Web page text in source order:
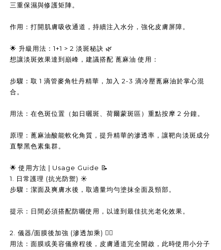
三重保濕與修護矩陣。
作用：打開肌膚吸收通道，持續注入水分，強化皮膚屏障。
🌟 升級用法：1+1 > 2 淡斑秘訣 🌿
想讓淡斑效果達到巔峰，建議搭配 蓖麻油 使用：
步驟：取 1 滴管麥角牡丹精華，加入 2-3 滴冷壓蓖麻油於掌心混
合。
用法：在色斑位置（如日曬斑、荷爾蒙斑區）重點按摩 2 分鐘。
原理：蓖麻油酸能軟化角質，提升精華的滲透率，讓靶向淡斑成分
直擊黑色素集群。
🌟 使用方法 | Usage Guide 📝
1. 日常護理 (抗光防禦) ☀️
步驟：潔面及爽膚水後，取適量均勻塗抹全面及頸部。
提示：日間必須搭配防曬使用，以達到最佳抗光老化效果。
2. 儀器/面膜後加強 (滲透加乘) 🧖‍♀️
用法：面膜或美容儀療程後，皮膚通道完全開啟，此時使用小分子